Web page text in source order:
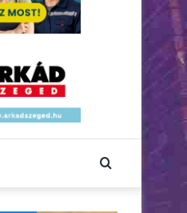
Keresés: